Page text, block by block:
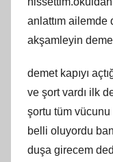
anlattım ailemde
akşamleyin
demet kapıyı
ve şort vardı ilk
şortu tüm vücunu
belli oluyordu
duşa girecem